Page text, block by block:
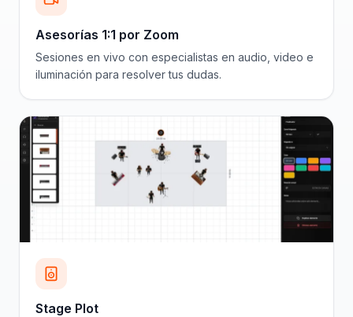
Asesorías 1:1 por Zoom
Sesiones en vivo con especialistas en audio, video e
iluminación para resolver tus dudas.
Stage Plot